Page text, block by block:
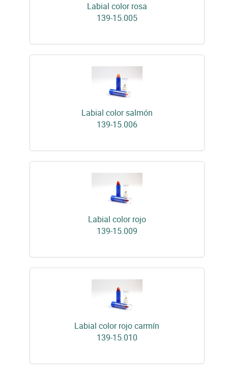
Labial color rosa
139-15.005
Labial color salmón
139-15.006
Labial color rojo
139-15.009
Labial color rojo carmín
139-15.010